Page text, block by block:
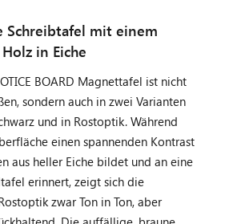
Schreibtafel mit einem
in Eiche
BOARD Magnettafel ist nicht
sondern auch in zwei Varianten
und in Rostoptik. Während
einen spannenden Kontrast
aus heller Eiche bildet und an eine
erinnert, zeigt sich die
zwar Ton in Ton, aber